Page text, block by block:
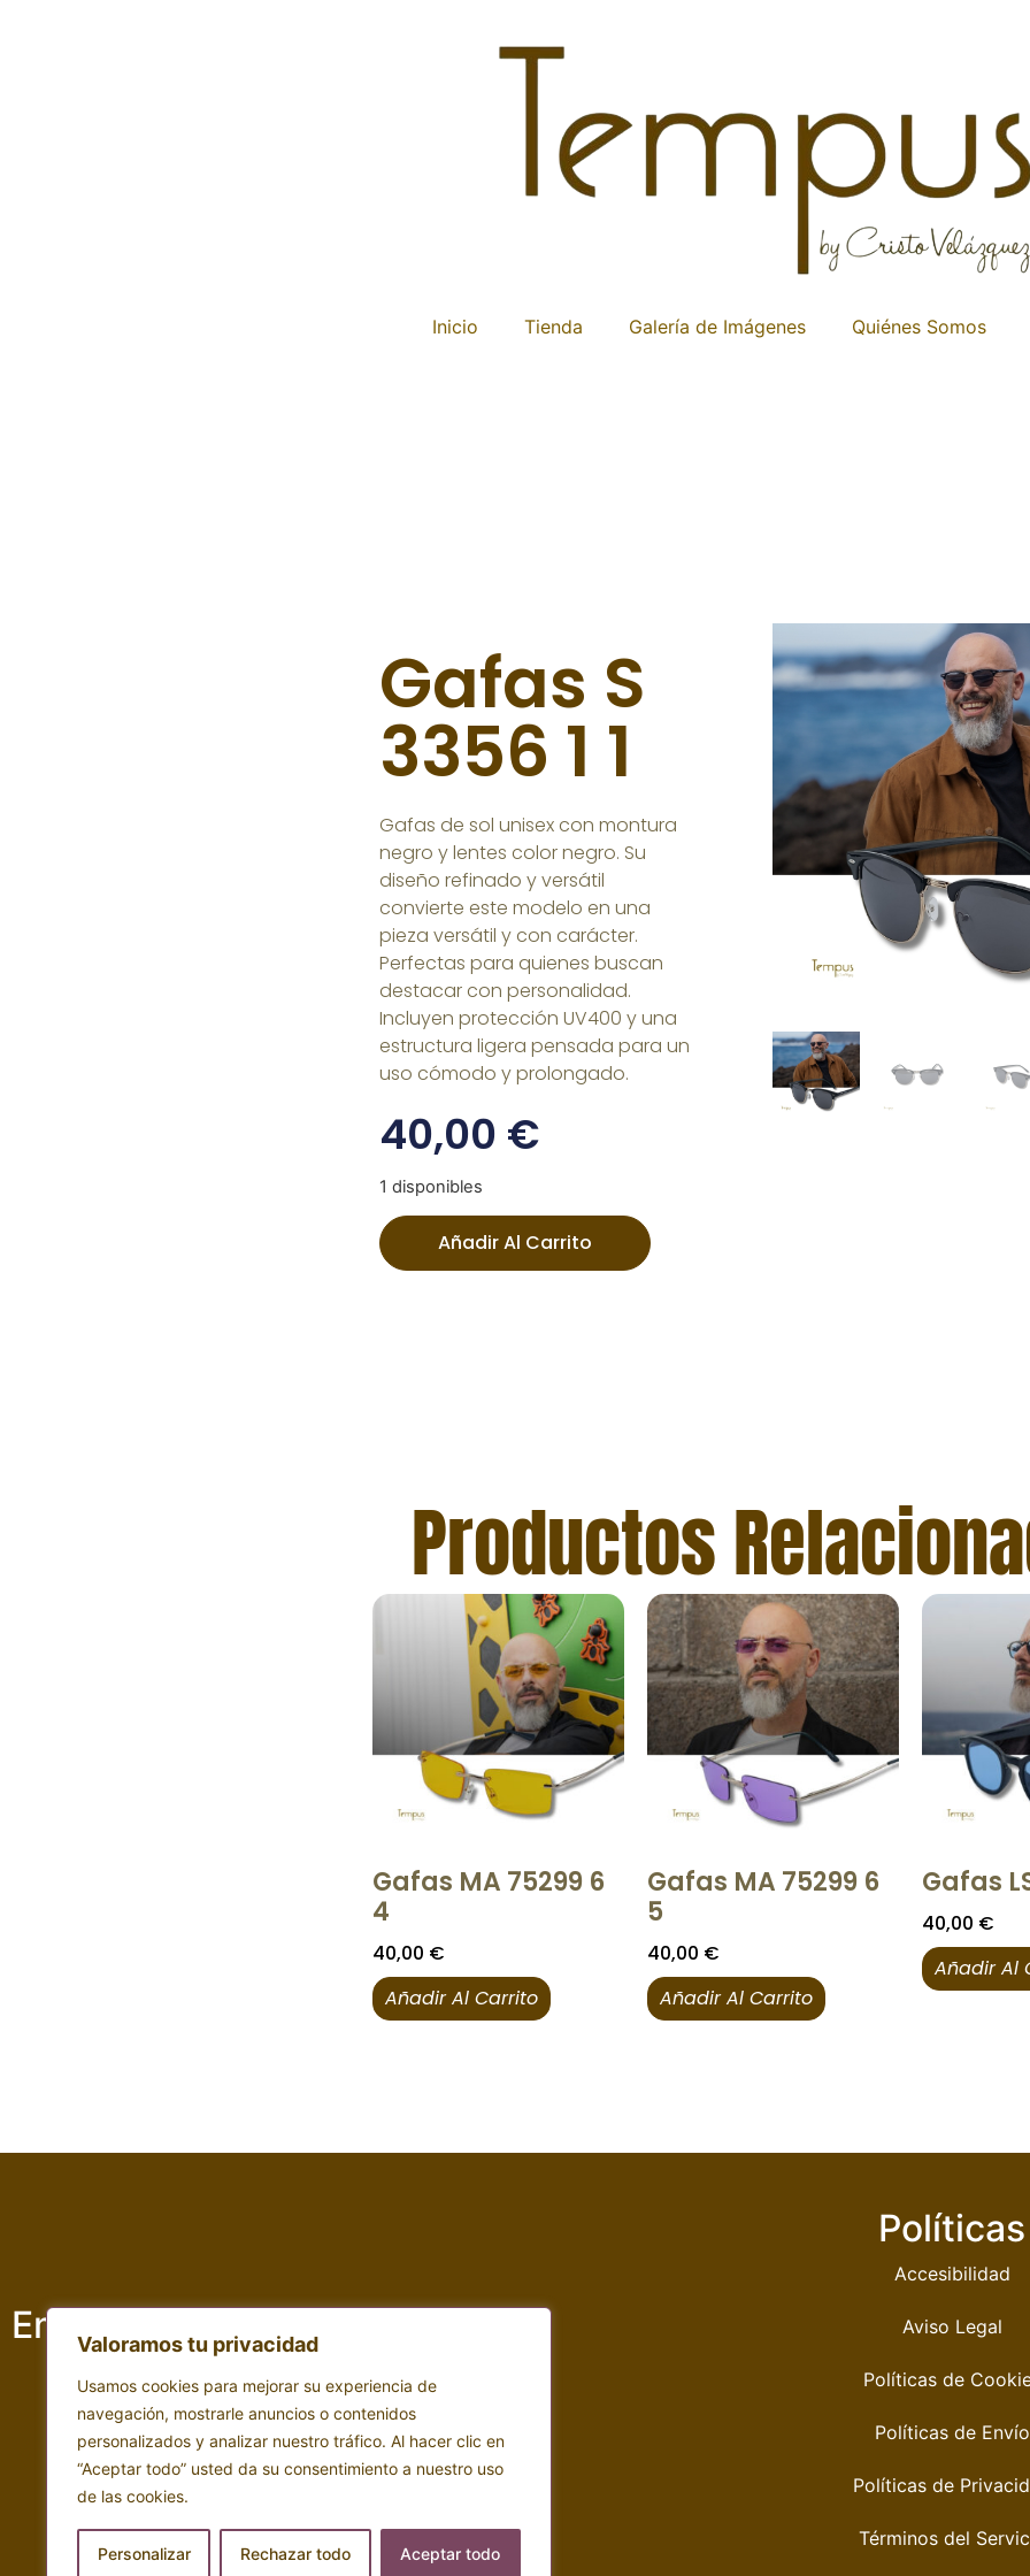
Valoramos tu privacidad
Usamos cookies para mejorar su experiencia de
navegación, mostrarle anuncios o contenidos
personalizados y analizar nuestro tráfico. Al hacer clic en
“Aceptar todo” usted da su consentimiento a nuestro uso
de las cookies.
Personalizar Rechazar todo Aceptar todo
Inicio Tienda Galería de Imágenes Quiénes Somos
Gafas S
3356 1 1
Gafas de sol unisex con montura
negro y lentes color negro. Su
diseño refinado y versátil
convierte este modelo en una
pieza versátil y con carácter.
Perfectas para quienes buscan
destacar con personalidad.
Incluyen protección UV400 y una
estructura ligera pensada para un
uso cómodo y prolongado.
40,00 €
1 disponibles
Añadir Al Carrito
Productos
Gafas MA 75299 6
4
40,00 €
Añadir Al Carrito
Gafas MA 75299 6
5
40,00 €
Añadir Al Carrito
Gafas
40,00 €
Añadir Al
Empresa adscrita a :
Políticas
Accesibilidad
Aviso Legal
Políticas de
Políticas de Envío
Políticas de
Términos del